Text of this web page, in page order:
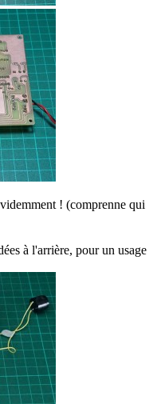
! (comprenne qui
à l'arrière, pour un usage